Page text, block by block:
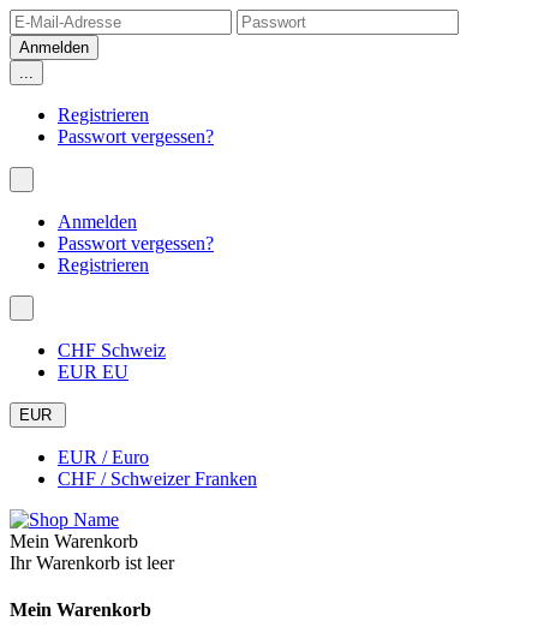
...
Registrieren
Passwort vergessen?
Anmelden
Passwort vergessen?
Registrieren
CHF Schweiz
EUR EU
EUR
EUR / Euro
CHF / Schweizer Franken
Mein Warenkorb
Ihr Warenkorb ist leer
Mein Warenkorb